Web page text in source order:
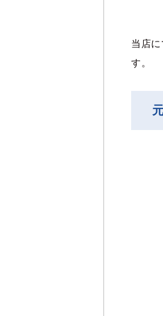
当店
す。